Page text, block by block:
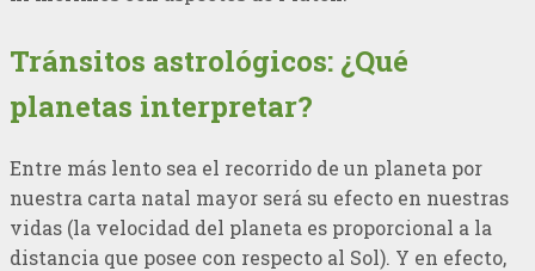
Tránsitos astrológicos: ¿Qué
planetas interpretar?
Entre más lento sea el recorrido de un planeta por
nuestra carta natal mayor será su efecto en nuestras
vidas (la velocidad del planeta es proporcional a la
distancia que posee con respecto al Sol). Y en efecto,